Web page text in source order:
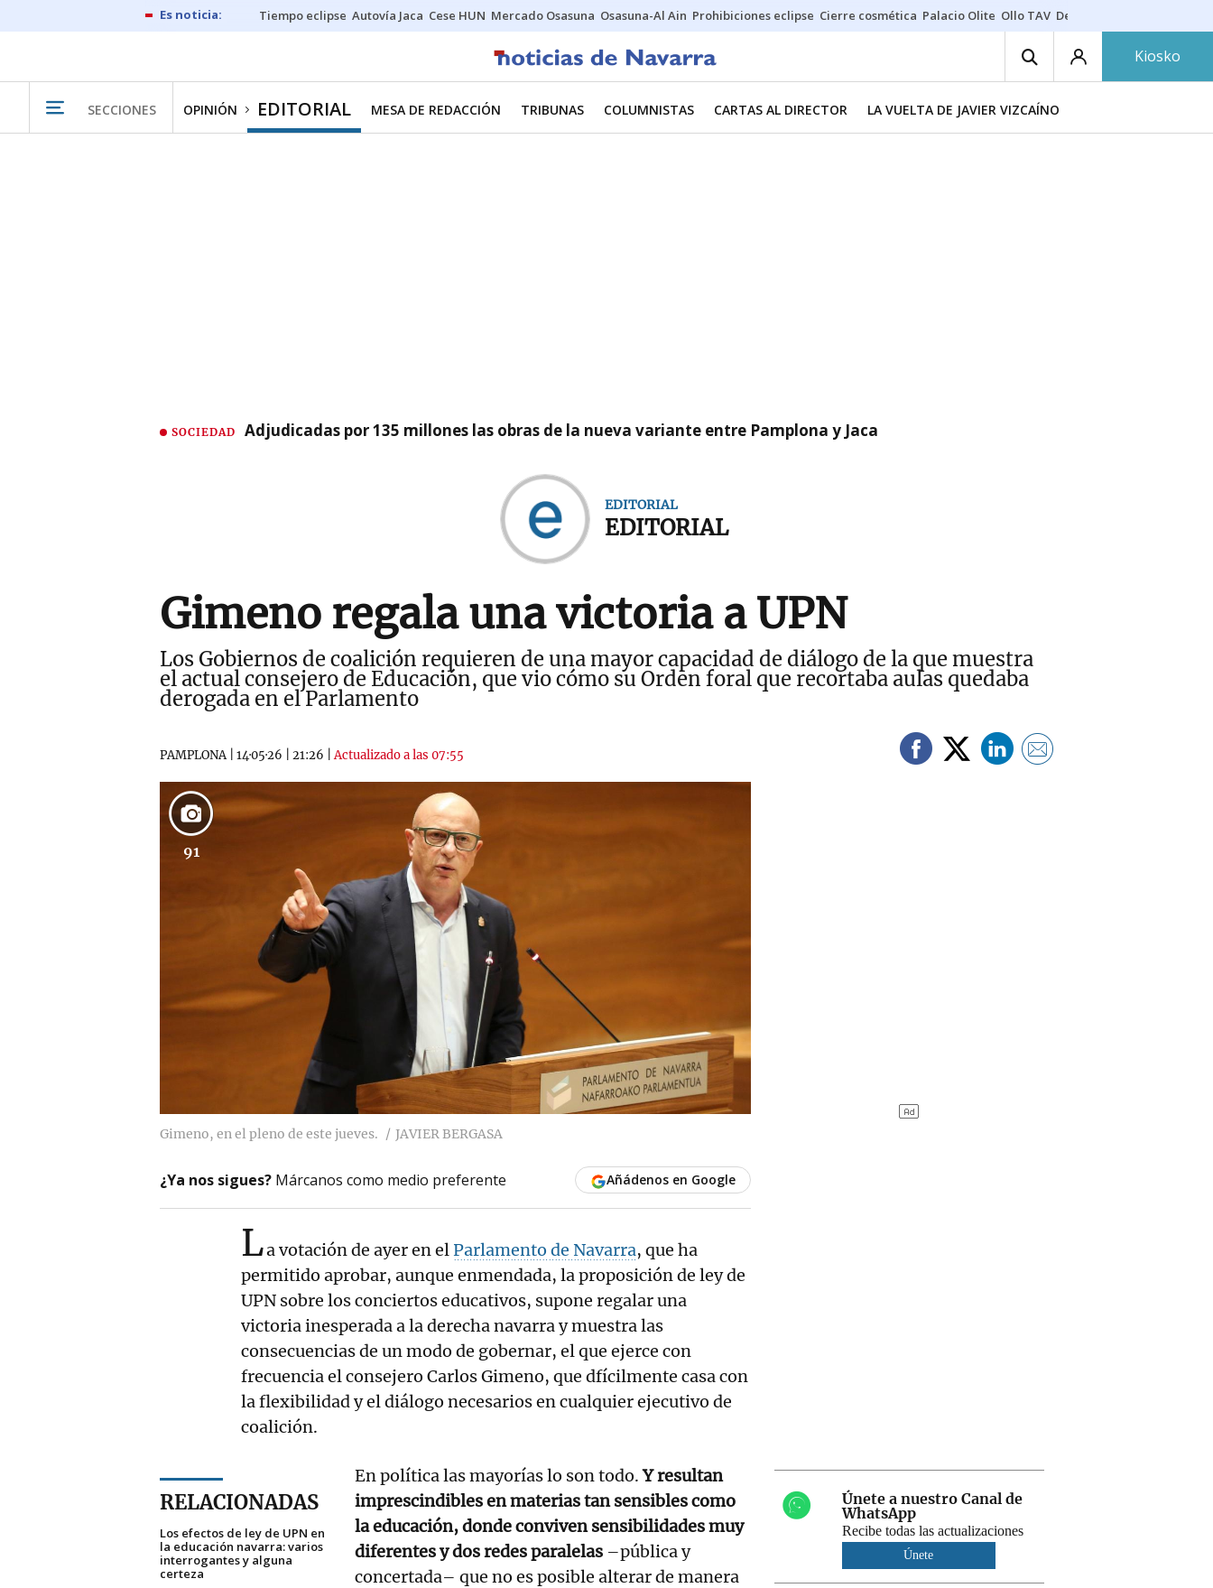
Tiempo eclipse Autovía Jaca Cese HUN Mercado Osasuna Osasuna-Al Ain Prohibiciones eclipse Cierre cosmética Palacio Olite Ollo TAV Derrama vecinos
Kiosko
SECCIONES OPINIÓN EDITORIAL MESA DE REDACCIÓN TRIBUNAS COLUMNISTAS CARTAS AL DIRECTOR LA VUELTA DE JAVIER VIZCAÍNO
SOCIEDAD Adjudicadas por 135 millones las obras de la nueva variante entre Pamplona y Jaca
EDITORIAL
EDITORIAL
Gimeno regala una victoria a UPN
Los Gobiernos de coalición requieren de una mayor capacidad de diálogo de la que muestra
el actual consejero de Educación, que vio cómo su Orden foral que recortaba aulas quedaba
derogada en el Parlamento
PAMPLONA| 14·05·26 21:26 |Actualizado a las 07:55
91
Gimeno, en el pleno de este jueves. JAVIER BERGASA
¿Ya nos sigues? Márcanos como medio preferente Añádenos en Google
La votación de ayer en elParlamento de Navarra, que ha
permitido aprobar, aunque enmendada, la proposición de ley de
UPN sobre los conciertos educativos, supone regalar una
victoria inesperada a la derecha navarra y muestra las
consecuencias de un modo de gobernar, el que ejerce con
frecuencia el consejero Carlos Gimeno, que dfícilmente casa con
la flexibilidad y el diálogo necesarios en cualquier ejecutivo de
coalición.
RELACIONADAS
Los efectos de ley de UPN en
la educación navarra: varios
interrogantes y alguna
certeza
En política las mayorías lo son todo.Y resultan
imprescindibles en materias tan sensibles como
la educación, donde conviven sensibilidades muy
diferentes y dos redes paralelas –pública y
concertada– que no es posible alterar de manera
Únete a nuestro Canal de
WhatsApp
Recibe todas las actualizaciones
Únete